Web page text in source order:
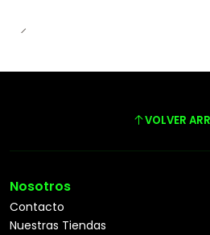
VOLVER
Nosotros
Contacto
Nuestras Tiendas